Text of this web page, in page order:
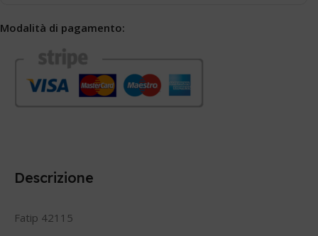
Modalità di pagamento:
Descrizione
Fatip 42115